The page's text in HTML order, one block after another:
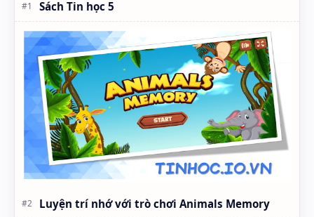
Sách Tin học 5
Luyện trí nhớ với trò chơi Animals Memory